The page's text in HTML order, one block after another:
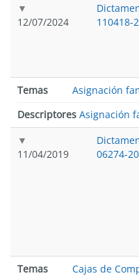
12/07/2024
110418-
Temas
Asignación
Descriptores Asignación
11/04/2019
06274-
Temas
Cajas de